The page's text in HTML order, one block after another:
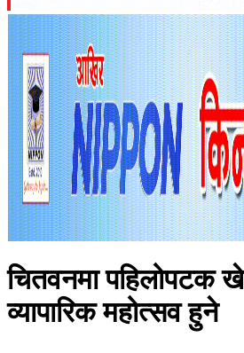
चितवनमा पहिलोपटक
व्यापारिक महोत्सव हुने